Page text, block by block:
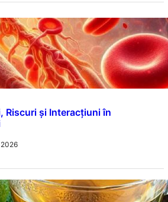
Riscuri și Interacțiuni în